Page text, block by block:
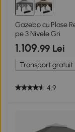
Gazebo cu Plase Reglabil
pe 3 Nivele Gri
1.109,99 Lei
Transport gratuit
4.9